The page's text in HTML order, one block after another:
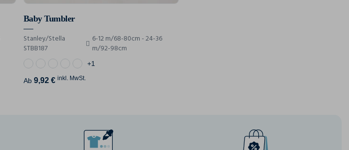
Baby Tumbler
Stanley/Stella
STBB187
6-12 m/68-80cm - 24-36
m/92-98cm
+1
Ab 9,92 € inkl. MwSt.